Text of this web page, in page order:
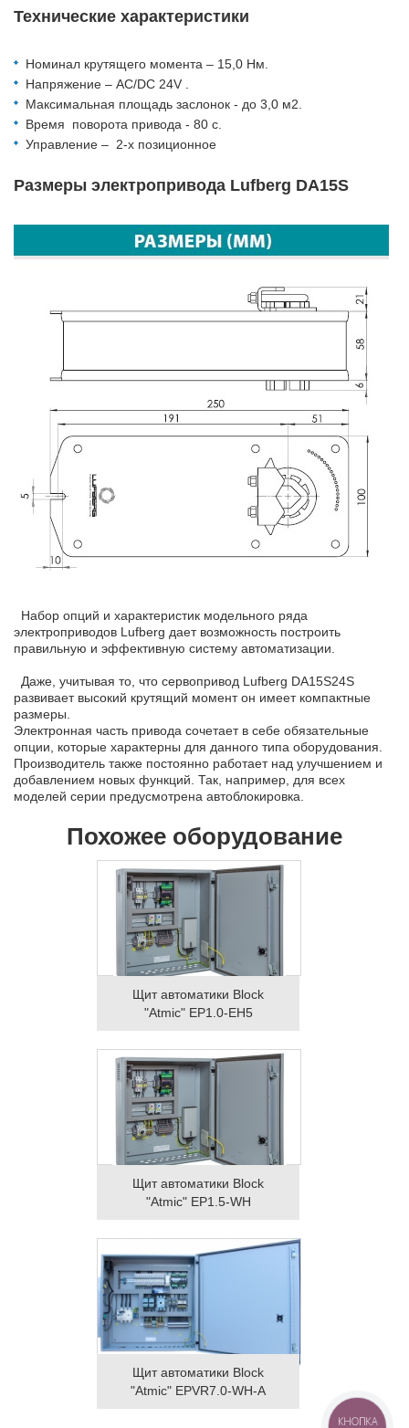
Технические характеристики
Номинал крутящего момента – 15,0 Hм.
Напряжение – AC/DC 24V .
Максимальная площадь заслонок - до 3,0 м2.
Время поворота привода - 80 с.
Управление – 2-х позиционное
Размеры электропривода Lufberg DA15S
Набор опций и характеристик модельного ряда
электроприводов Lufberg дает возможность построить
правильную и эффективную систему автоматизации.
Даже, учитывая то, что сервопривод Lufberg DA15S24S
развивает высокий крутящий момент он имеет компактные
размеры.
Электронная часть привода сочетает в себе обязательные
опции, которые характерны для данного типа оборудования.
Производитель также постоянно работает над улучшением и
добавлением новых функций. Так, например, для всех
моделей серии предусмотрена автоблокировка.
Похожее оборудование
Щит автоматики Block
"Atmic" EP1.0-EH5
Щит автоматики Block
"Atmic" EP1.5-WH
Щит автоматики Block
"Atmic" EPVR7.0-WH-A
КНОПКА